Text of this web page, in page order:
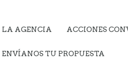
LA AGENCIA ACCIONES
ENVÍANOS TU PROPUESTA